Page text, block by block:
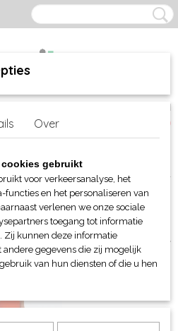
(0)
>B&C> Voor hem (unisex)
Over
gebruikt
voor verkeersanalyse, het
functies en het personaliseren van
verlenen we onze sociale
toegang tot informatie
Zij kunnen deze informatie
gegevens die zij mogelijk
van hun diensten of die u hen